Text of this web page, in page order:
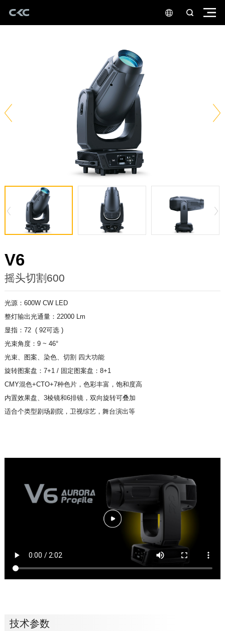
V6
摇头切割600
光源： 600W CW LED
整灯输出光通量：22000 Lm
显指：72 ( 92可选 )
光束角度：9 ~ 46°
光束、图案、染色、切割 四大功能
旋转图案盘：7+1 / 固定图案盘：8+1
CMY混色+CTO+7种色片，色彩丰富，饱和度高
内置效果盘、3棱镜和6排镜，双向旋转可叠加
适合个类型剧场剧院，卫视综艺，舞台演出等
技术参数